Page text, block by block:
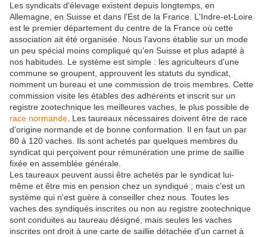
Les syndicats d'élevage existent depuis longtemps, en
Allemagne, en Suisse et dans l'Est de la France. L'Indre-et-Loire
est le premier département du centre de la France où cette
association ait été organisée. Nous l'avons établie sur un mode
un peu spécial moins compliqué qu'en Suisse et plus adapté à
nos habitudes. Le système est simple : les agriculteurs d'une
commune se groupent, approuvent les statuts du syndicat,
nomment un bureau et une commission de trois membres. Cette
commission visite les étables des adhérents et inscrit sur un
registre zootechnique les meilleures vaches, le plus possible de
race normande. Les taureaux nécessaires doivent être de race
d'origine normande et de bonne conformation. Il en faut un par
80 à 120 vaches. Ils sont achetés par quelques membres du
syndicat qui perçoivent pour rémunération une prime de saillie
fixée en assemblée générale.
Les taureaux peuvent aussi être achetés par le syndicat lui-
même et être mis en pension chez un syndiqué ; mais c'est un
système qui n'est guère à conseiller chez nous. Toutes les
vaches des syndiqués inscrites ou non au registre zootechnique
sont conduites au taureau désigné, mais seules les vaches
inscrites ont droit à une carte de saillie détachée d'un carnet à